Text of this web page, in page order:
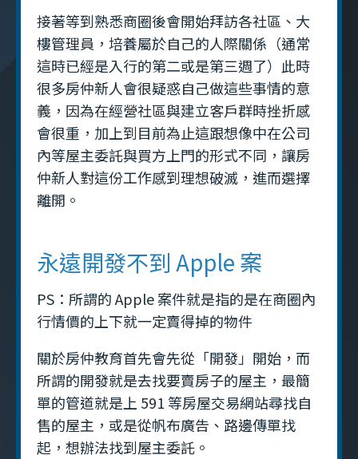
接著等到熟悉商圈後會開始拜訪各社區、大
樓管理員，培養屬於自己的人際關係（通常
這時已經是入行的第二或是第三週了）此時
很多房仲新人會很疑惑自己做這些事情的意
義，因為在經營社區與建立客戶群時挫折感
會很重，加上到目前為止這跟想像中在公司
內等屋主委託與買方上門的形式不同，讓房
仲新人對這份工作感到理想破滅，進而選擇
離開。
永遠開發不到 Apple 案
PS：所謂的 Apple 案件就是指的是在商圈內
行情價的上下就一定賣得掉的物件
關於房仲教育首先會先從「開發」開始，而
所謂的開發就是去找要賣房子的屋主，最簡
單的管道就是上 591 等房屋交易網站尋找自
售的屋主，或是從帆布廣告、路邊傳單找
起，想辦法找到屋主委託。